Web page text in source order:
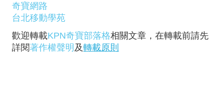
奇寶網路
台北移動學苑
歡迎轉載KPN奇寶部落格相關文章，在轉載前請先
詳閱著作權聲明 及轉載原則